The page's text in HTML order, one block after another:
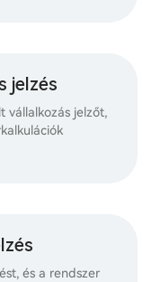
jelzés
vállalkozás jelzőt,
és a rendszer